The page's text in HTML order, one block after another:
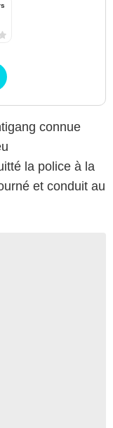
connue
la police à la
et conduit au